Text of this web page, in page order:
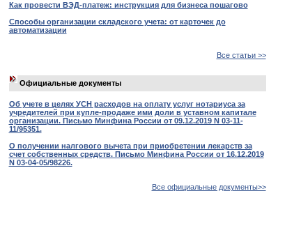
Как провести ВЭД-платеж: инструкция для бизнеса пошагово
Способы организации складского учета: от карточек до
автоматизации
Все статьи >>
Официальные документы
Об учете в целях УСН расходов на оплату услуг нотариуса за
учредителей при купле-продаже ими доли в уставном капитале
организации. Письмо Минфина России от 09.12.2019 N 03-11-
11/95351.
О получении налгового вычета при приобретении лекарств за
счет собственных средств. Письмо Минфина России от 16.12.2019
N 03-04-05/98226.
Все официальные документы>>